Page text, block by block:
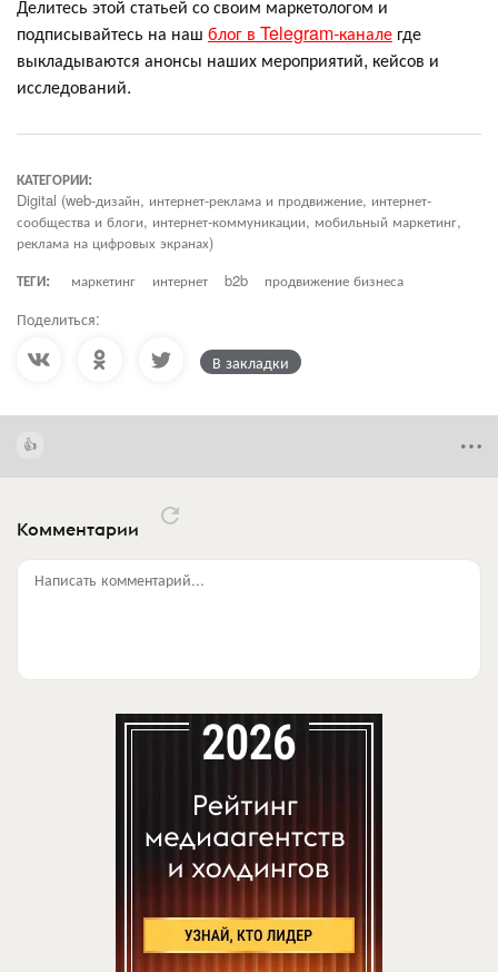
Делитесь этой статьей со своим маркетологом и
подписывайтесь на наш блог в Telegram-канале где
выкладываются анонсы наших мероприятий, кейсов и
исследований.
КАТЕГОРИИ:
Digital (web-дизайн, интернет-реклама и продвижение, интернет-
сообщества и блоги, интернет-коммуникации, мобильный маркетинг,
реклама на цифровых экранах)
ТЕГИ:
маркетинг интернет b2b продвижение бизнеса
Поделиться:
В закладки
Комментарии
Написать комментарий...